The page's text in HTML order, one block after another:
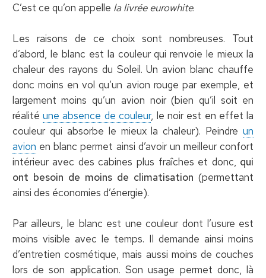
C’est ce qu’on appelle la livrée eurowhite.
Les raisons de ce choix sont nombreuses. Tout
d’abord, le blanc est la couleur qui renvoie le mieux la
chaleur des rayons du Soleil. Un avion blanc chauffe
donc moins en vol qu’un avion rouge par exemple, et
largement moins qu’un avion noir (bien qu’il soit en
réalitéune absence de couleur, le noir est en effet la
couleur qui absorbe le mieux la chaleur). Peindreun
avion en blanc permet ainsi d’avoir un meilleur confort
intérieur avec des cabines plus fraîches et donc, qui
ont besoin de moins de climatisation (permettant
ainsi des économies d’énergie).
Par ailleurs, le blanc est une couleur dont l’usure est
moins visible avec le temps. Il demande ainsi moins
d’entretien cosmétique, mais aussi moins de couches
lors de son application. Son usage permet donc, là